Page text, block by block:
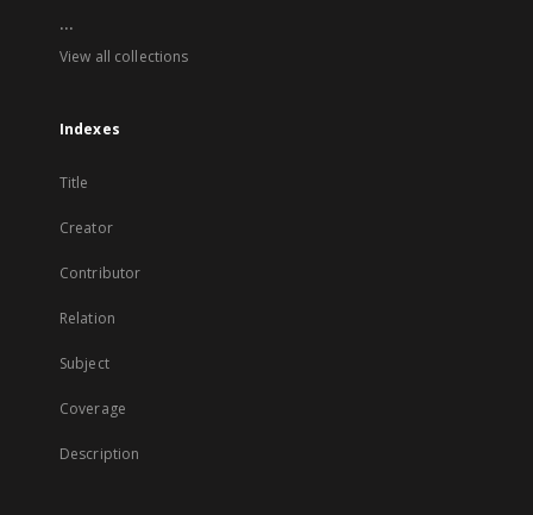
...
View all collections
Indexes
Title
Creator
Contributor
Relation
Subject
Coverage
Description